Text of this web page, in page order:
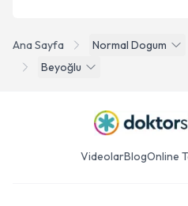
Ana Sayfa Normal Dogum
Beyoğlu
VideolarBlogOnline